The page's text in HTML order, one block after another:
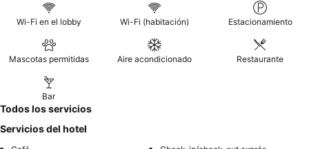
Wi-Fi en el lobby Wi-Fi (habitación) Estacionamiento
Mascotas permitidas Aire acondicionado Restaurante
Bar
Todos los servicios
Servicios del hotel